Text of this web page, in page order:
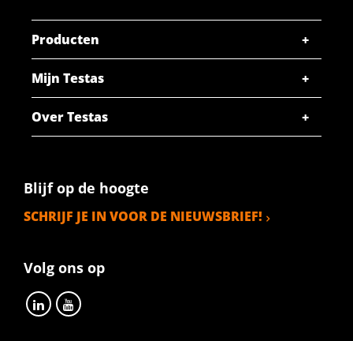
Producten
Mijn Testas
Over Testas
Blijf op de hoogte
SCHRIJF JE IN VOOR DE NIEUWSBRIEF!
Volg ons op